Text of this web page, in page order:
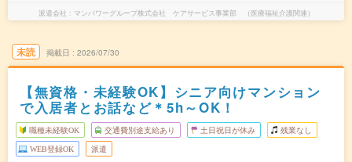
派遣会社 マンパワーグループ株式会社 ケアサービス事業部 （医療福祉介護関連）
未読 掲載日 2026/07/30
【無資格・未経験OK】シニア向けマンション
で入居者とお話など＊5h～OK！
職種未経験OK 交通費別途支給あり 土日祝日が休み 残業なし
WEB登録OK 派遣